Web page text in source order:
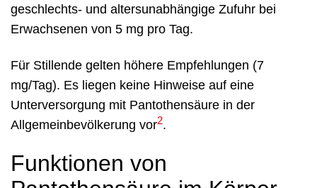
geschlechts- und altersunabhängige Zufuhr bei
Erwachsenen von 5 mg pro Tag.
Für Stillende gelten höhere Empfehlungen (7
mg/Tag). Es liegen keine Hinweise auf eine
Unterversorgung mit Pantothensäure in der
Allgemeinbevölkerung vor2.
Funktionen von